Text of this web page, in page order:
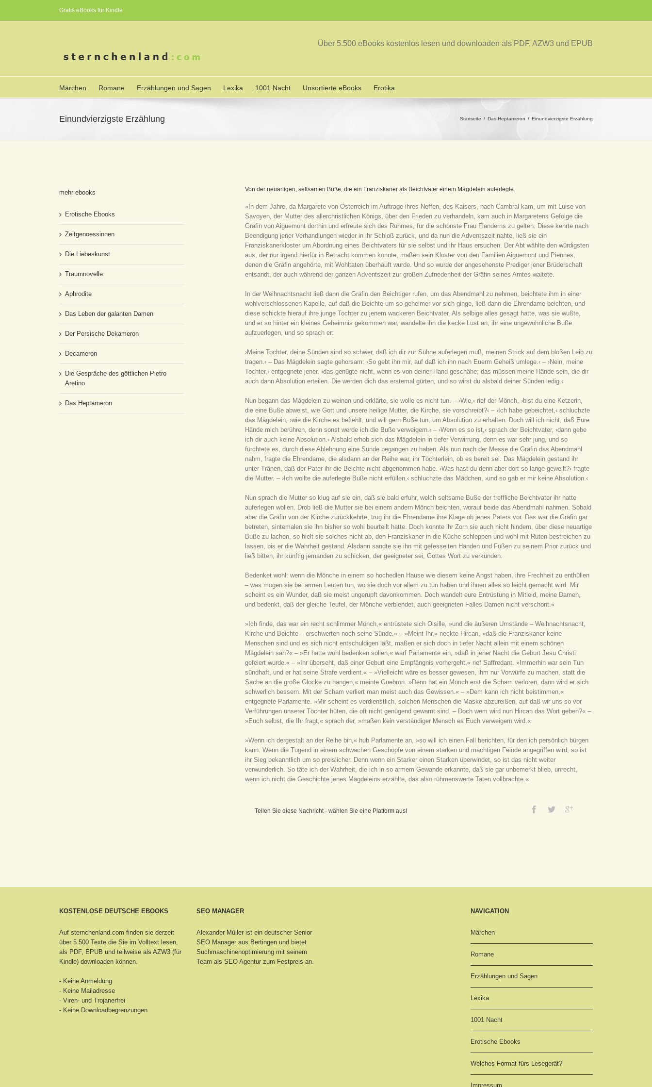
Gratis eBooks für Kindle
Über 5.500 eBooks kostenlos lesen und downloaden als PDF, AZW3 und EPUB
Märchen Romane Erzählungen und Sagen Lexika 1001 Nacht Unsortierte eBooks Erotika
Einundvierzigste Erzählung Startseite Das Heptameron Einundvierzigste Erzählung
Von der neuartigen, seltsamen Buße, die ein Franziskaner als Beichtvater einem Mägdelein auferlegte.
»In dem Jahre, da Margarete von Österreich im Auftrage ihres Neffen, des Kaisers, nach Cambral kam, um mit Luise von
Savoyen, der Mutter des allerchristlichen Königs, über den Frieden zu verhandeln, kam auch in Margaretens Gefolge die
Gräfin von Aiguemont dorthin und erfreute sich des Ruhmes, für die schönste Frau Flanderns zu gelten. Diese kehrte nach
Beendigung jener Verhandlungen wieder in ihr Schloß zurück, und da nun die Adventszeit nahte, ließ sie ein
Franziskanerkloster um Abordnung eines Beichtvaters für sie selbst und ihr Haus ersuchen. Der Abt wählte den würdigsten
aus, der nur irgend hierfür in Betracht kommen konnte, maßen sein Kloster von den Familien Aiguemont und Piennes,
denen die Gräfin angehörte, mit Wohltaten überhäuft wurde. Und so wurde der angesehenste Prediger jener Brüderschaft
entsandt, der auch während der ganzen Adventszeit zur großen Zufriedenheit der Gräfin seines Amtes waltete.
In der Weihnachtsnacht ließ dann die Gräfin den Beichtiger rufen, um das Abendmahl zu nehmen, beichtete ihm in einer
wohlverschlossenen Kapelle, auf daß die Beichte um so geheimer vor sich ginge, ließ dann die Ehrendame beichten, und
diese schickte hierauf ihre junge Tochter zu jenem wackeren Beichtvater. Als selbige alles gesagt hatte, was sie wußte,
und er so hinter ein kleines Geheimnis gekommen war, wandelte ihn die kecke Lust an, ihr eine ungewöhnliche Buße
aufzuerlegen, und so sprach er:
›Meine Tochter, deine Sünden sind so schwer, daß ich dir zur Sühne auferlegen muß, meinen Strick auf dem bloßen Leib zu
tragen.‹ – Das Mägdelein sagte gehorsam: ›So gebt ihn mir, auf daß ich ihn nach Euerm Geheiß umlege.‹ – ›Nein, meine
Tochter,‹ entgegnete jener, ›das genügte nicht, wenn es von deiner Hand geschähe; das müssen meine Hände sein, die dir
auch dann Absolution erteilen. Die werden dich das erstemal gürten, und so wirst du alsbald deiner Sünden ledig.‹
Nun begann das Mägdelein zu weinen und erklärte, sie wolle es nicht tun. – ›Wie,‹ rief der Mönch, ›bist du eine Ketzerin,
die eine Buße abweist, wie Gott und unsere heilige Mutter, die Kirche, sie vorschreibt?‹ – ›Ich habe gebeichtet,‹ schluchzte
das Mägdelein, ›wie die Kirche es befiehlt, und will gern Buße tun, um Absolution zu erhalten. Doch will ich nicht, daß Eure
Hände mich berühren, denn sonst werde ich die Buße verweigern.‹ – ›Wenn es so ist,‹ sprach der Beichtvater, ›dann gebe
ich dir auch keine Absolution.‹ Alsbald erhob sich das Mägdelein in tiefer Verwirrung, denn es war sehr jung, und so
fürchtete es, durch diese Ablehnung eine Sünde begangen zu haben. Als nun nach der Messe die Gräfin das Abendmahl
nahm, fragte die Ehrendame, die alsdann an der Reihe war, ihr Töchterlein, ob es bereit sei. Das Mägdelein gestand ihr
unter Tränen, daß der Pater ihr die Beichte nicht abgenommen habe. ›Was hast du denn aber dort so lange geweilt?‹ fragte
die Mutter. – ›Ich wollte die auferlegte Buße nicht erfüllen,‹ schluchzte das Mädchen, ›und so gab er mir keine Absolution.‹
Nun sprach die Mutter so klug auf sie ein, daß sie bald erfuhr, welch seltsame Buße der treffliche Beichtvater ihr hatte
auferlegen wollen. Drob ließ die Mutter sie bei einem andern Mönch beichten, worauf beide das Abendmahl nahmen. Sobald
aber die Gräfin von der Kirche zurückkehrte, trug ihr die Ehrendame ihre Klage ob jenes Paters vor. Des war die Gräfin gar
betreten, sintemalen sie ihn bisher so wohl beurteilt hatte. Doch konnte ihr Zorn sie auch nicht hindern, über diese neuartige
Buße zu lachen, so hielt sie solches nicht ab, den Franziskaner in die Küche schleppen und wohl mit Ruten bestreichen zu
lassen, bis er die Wahrheit gestand. Alsdann sandte sie ihn mit gefesselten Händen und Füßen zu seinem Prior zurück und
ließ bitten, ihr künftig jemanden zu schicken, der geeigneter sei, Gottes Wort zu verkünden.
Bedenket wohl: wenn die Mönche in einem so hochedlen Hause wie diesem keine Angst haben, ihre Frechheit zu enthüllen
– was mögen sie bei armen Leuten tun, wo sie doch vor allem zu tun haben und ihnen alles so leicht gemacht wird. Mir
scheint es ein Wunder, daß sie meist ungerupft davonkommen. Doch wandelt eure Entrüstung in Mitleid, meine Damen,
und bedenkt, daß der gleiche Teufel, der Mönche verblendet, auch geeigneten Falles Damen nicht verschont.«
»Ich finde, das war ein recht schlimmer Mönch,« entrüstete sich Oisille, »und die äußeren Umstände – Weihnachtsnacht,
Kirche und Beichte – erschwerten noch seine Sünde.« – »Meint Ihr,« neckte Hircan, »daß die Franziskaner keine
Menschen sind und es sich nicht entschuldigen läßt, maßen er sich doch in tiefer Nacht allein mit einem schönen
Mägdelein sah?« – »Er hätte wohl bedenken sollen,« warf Parlamente ein, »daß in jener Nacht die Geburt Jesu Christi
gefeiert wurde.« – »Ihr überseht, daß einer Geburt eine Empfängnis vorhergeht,« rief Saffredant. »Immerhin war sein Tun
sündhaft, und er hat seine Strafe verdient.« – »Vielleicht wäre es besser gewesen, ihm nur Vorwürfe zu machen, statt die
Sache an die große Glocke zu hängen,« meinte Guebron. »Denn hat ein Mönch erst die Scham verloren, dann wird er sich
schwerlich bessern. Mit der Scham verliert man meist auch das Gewissen.« – »Dem kann ich nicht beistimmen,«
entgegnete Parlamente. »Mir scheint es verdienstlich, solchen Menschen die Maske abzureißen, auf daß wir uns so vor
Verführungen unserer Töchter hüten, die oft nicht genügend gewarnt sind. – Doch wem wird nun Hircan das Wort geben?« –
»Euch selbst, die Ihr fragt,« sprach der, »maßen kein verständiger Mensch es Euch verweigern wird.«
»Wenn ich dergestalt an der Reihe bin,« hub Parlamente an, »so will ich einen Fall berichten, für den ich persönlich bürgen
kann. Wenn die Tugend in einem schwachen Geschöpfe von einem starken und mächtigen Feinde angegriffen wird, so ist
ihr Sieg bekanntlich um so preislicher. Denn wenn ein Starker einen Starken überwindet, so ist das nicht weiter
verwunderlich. So täte ich der Wahrheit, die ich in so armem Gewande erkannte, daß sie gar unbemerkt blieb, unrecht,
wenn ich nicht die Geschichte jenes Mägdeleins erzählte, das also rühmenswerte Taten vollbrachte.«
Teilen Sie diese Nachricht - wählen Sie eine Platform aus!
mehr ebooks
Erotische Ebooks
Zeitgenoessinnen
Die Liebeskunst
Traumnovelle
Aphrodite
Das Leben der galanten Damen
Der Persische Dekameron
Decameron
Die Gespräche des göttlichen Pietro
Aretino
Das Heptameron
KOSTENLOSE DEUTSCHE EBOOKS
Auf sternchenland.com finden sie derzeit
über 5.500 Texte die Sie im Volltext lesen,
als PDF, EPUB und teilweise als AZW3 (für
Kindle) downloaden können.
- Keine Anmeldung
- Keine Mailadresse
- Viren- und Trojanerfrei
- Keine Downloadbegrenzungen
SEO MANAGER
Alexander Müller ist ein deutscher Senior
SEO Manager aus Bertingenund bietet
Suchmaschinenoptimierung mit seinem
Team als SEO Agentur zum Festpreis an.
NAVIGATION
Märchen
Romane
Erzählungen und Sagen
Lexika
1001 Nacht
Erotische Ebooks
Welches Format fürs Lesegerät?
Impressum